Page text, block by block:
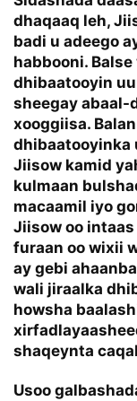
dhaqaaq leh,
badi u adeego
habbooni.
dhibaatooyin
sheegay abaal-
xooggiisa.
dhibaatooyinka
Jiisow kamid
kulmaan
macaamil iyo
Jiisow oo
furaan oo wixii
ay gebi
wali jiraalka
howsha
shaqeynta
Usoo